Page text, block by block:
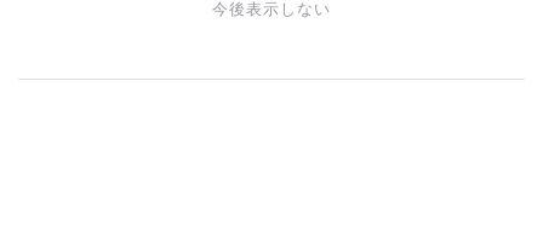
今後表示しない